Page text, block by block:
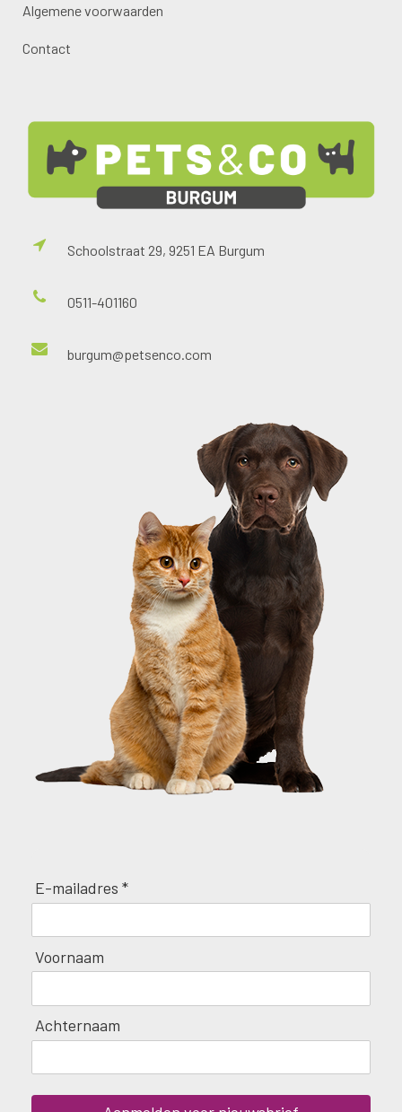
Algemene voorwaarden
Contact
Schoolstraat 29, 9251 EA Burgum
0511-401160
burgum@petsenco.com
E-mailadres *
Voornaam
Achternaam